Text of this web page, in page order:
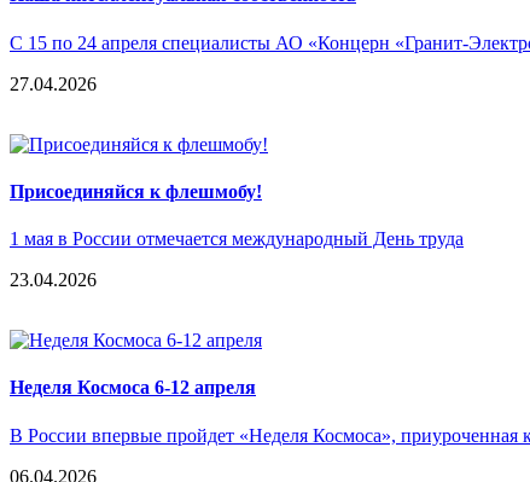
С 15 по 24 апреля специалисты АО «Концерн «Гранит-
27.04.2026
Присоединяйся к флешмобу!
1 мая в России отмечается международный День труда
23.04.2026
Неделя Космоса 6-12 апреля
В России впервые пройдет «Неделя Космоса», приуроченная
06.04.2026